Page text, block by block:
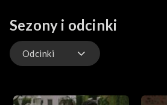
rodzinę razem, w tym swojego ojca. Ale
Sezony i odcinki
Odcinki